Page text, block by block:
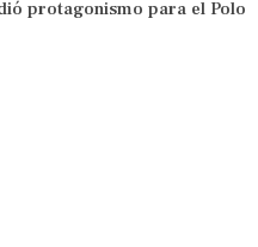
protagonismo para el Polo